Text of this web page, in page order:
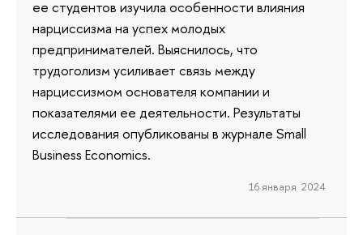
ее студентов изучила особенности влияния
нарциссизма на успех молодых
предпринимателей. Выяснилось, что
трудоголизм усиливает связь между
нарциссизмом основателя компании и
показателями ее деятельности. Результаты
исследования опубликованы в журнале Small
Business Economics.
16 января 2024